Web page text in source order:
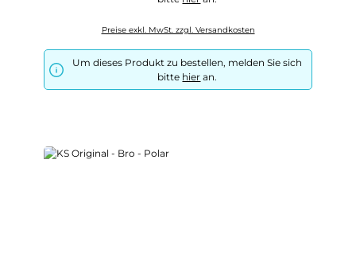
Preise exkl. MwSt. zzgl. Versandkosten
Um dieses Produkt zu bestellen, melden Sie sich
bitte hier an.